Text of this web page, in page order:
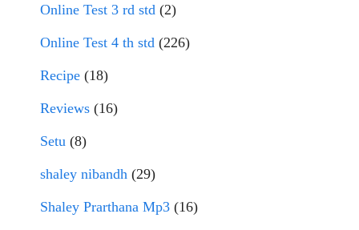
Online Test 3 rd std (2)
Online Test 4 th std (226)
Recipe (18)
Reviews (16)
Setu (8)
shaley nibandh (29)
Shaley Prarthana Mp3 (16)